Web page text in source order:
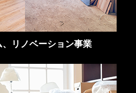
、リノベーション事業